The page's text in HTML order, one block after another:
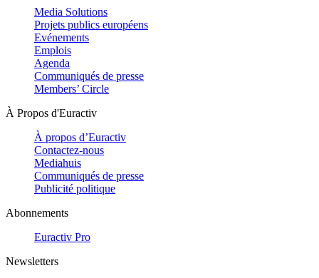
Media Solutions
Projets publics européens
Evénements
Emplois
Agenda
Communiqués de presse
Members’ Circle
À Propos d'Euractiv
À propos d’Euractiv
Contactez-nous
Mediahuis
Communiqués de presse
Publicité politique
Abonnements
Euractiv Pro
Newsletters